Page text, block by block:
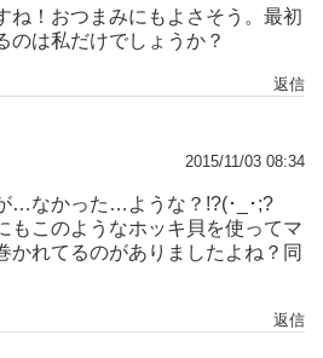
ね！おつまみにもよさそう。最初
のは私だけでしょうか？
返信
2015/11/03 08:34
…なかった…ような？!?(･_･;?
もこのようなホッキ貝を使ってマ
かれてるのがありましたよね？同
返信